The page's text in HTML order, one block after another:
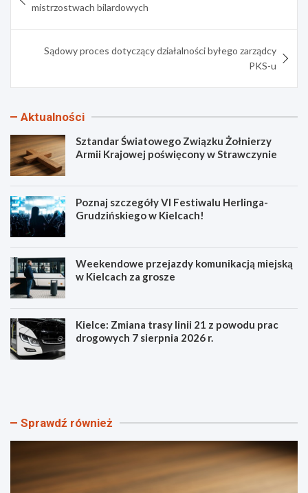
mistrzostwach bilardowych
Sądowy proces dotyczący działalności byłego zarządcy
PKS-u
Aktualności
Sztandar Światowego Związku Żołnierzy
Armii Krajowej poświęcony w Strawczynie
Poznaj szczegóły VI Festiwalu Herlinga-
Grudzińskiego w Kielcach!
Weekendowe przejazdy komunikacją miejską
w Kielcach za grosze
Kielce: Zmiana trasy linii 21 z powodu prac
drogowych 7 sierpnia 2026 r.
S
d
i
P
j
e
Sprawdź również